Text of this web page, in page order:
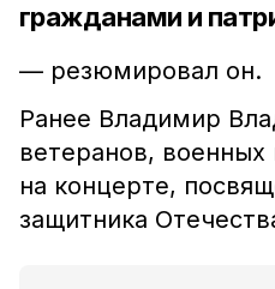
гражданами и
— резюмировал он.
Ранее Владимир
ветеранов, военных
на концерте,
защитника